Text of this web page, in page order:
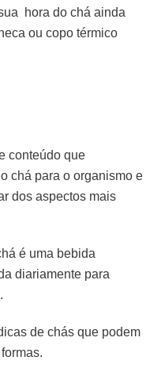
hora do chá ainda
ou copo térmico
conteúdo que
chá para o organismo e
dos aspectos mais
é uma bebida
diariamente para
de chás que podem